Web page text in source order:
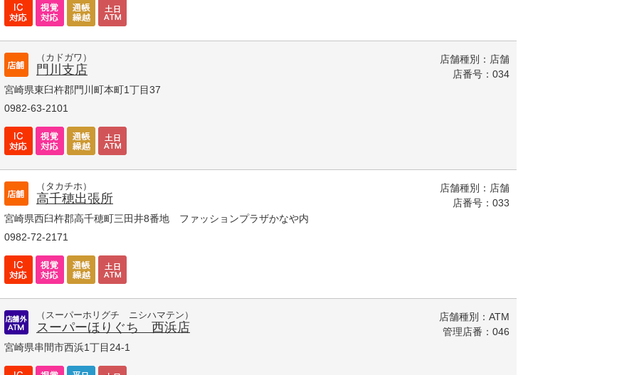
（カドガワ）
門川支店
宮崎県東臼杵郡門川町本町1丁目37
0982-63-2101
店舗種別：店舗
店番号：034
（タカチホ）
高千穂出張所
宮崎県西臼杵郡高千穂町三田井8番地 ファッションプラザかなや内
0982-72-2171
店舗種別：店舗
店番号：033
（スーパーホリグチ ニシハマテン）
スーパーほりぐち 西浜店
宮崎県串間市西浜1丁目24-1
店舗種別：ATM
管理店番：046